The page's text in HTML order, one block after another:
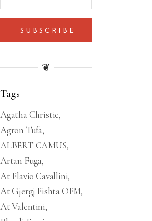
SUBSCRIBE
❦
Tags
Agatha Christie
Agron Tufa
ALBERT CAMUS
Artan Fuga
At Flavio Cavallini
At Gjergj Fishta OFM
At Valentini